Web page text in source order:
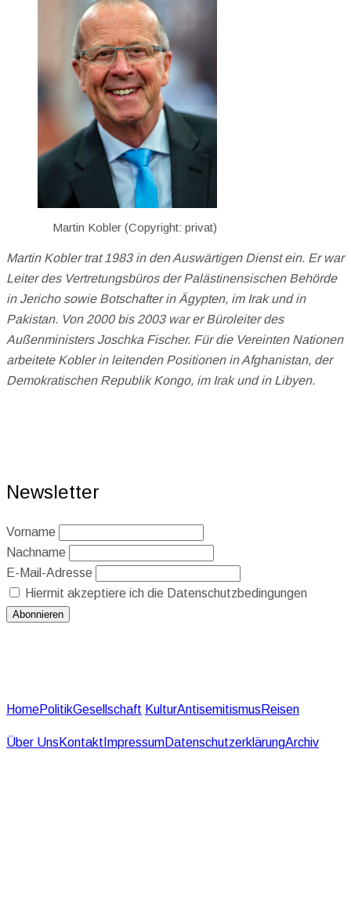
Martin Kobler (Copyright: privat)
Martin Kobler trat 1983 in den Auswärtigen Dienst ein. Er war
Leiter des Vertretungsbüros der Palästinensischen Behörde
in Jericho sowie Botschafter in Ägypten, im Irak und in
Pakistan. Von 2000 bis 2003 war er Büroleiter des
Außenministers Joschka Fischer. Für die Vereinten Nationen
arbeitete Kobler in leitenden Positionen in Afghanistan, der
Demokratischen Republik Kongo, im Irak und in Libyen.
Newsletter
Vorname
Nachname
E-Mail-Adresse
Hiermit akzeptiere ich die Datenschutzbedingungen
HomePolitikGesellschaft KulturAntisemitismus Reisen
Über Uns Kontakt ImpressumDatenschutzerklärungArchiv